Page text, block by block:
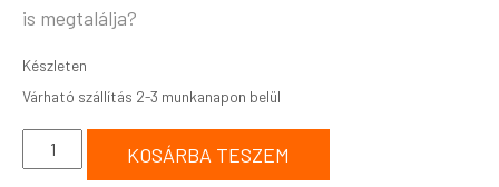
is megtalálja?
Készleten
KOSÁRBA TESZEM